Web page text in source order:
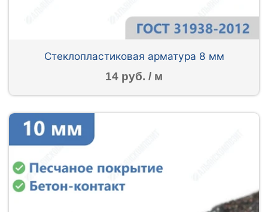
Стеклопластиковая арматура 8 мм
14 руб. / м